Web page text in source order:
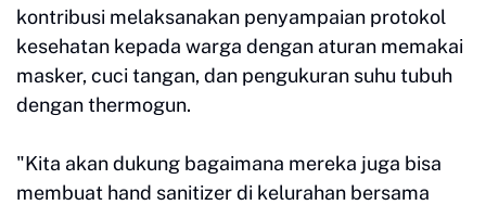
kontribusi melaksanakan penyampaian protokol
kesehatan kepada warga dengan aturan memakai
masker, cuci tangan, dan pengukuran suhu tubuh
dengan thermogun.
"Kita akan dukung bagaimana mereka juga bisa
membuat hand sanitizer di kelurahan bersama